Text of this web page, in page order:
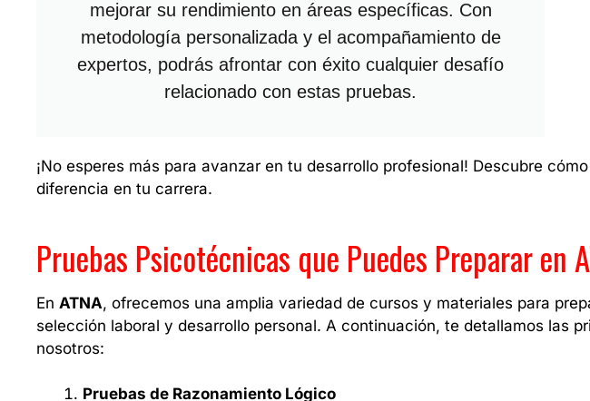
mejorar su rendimiento en áreas específicas. Con
metodología personalizada y el acompañamiento de
expertos, podrás afrontar con éxito cualquier desafío
relacionado con estas pruebas.
¡No esperes más para avanzar en tu desarrollo profesional! Descubre
diferencia en tu carrera.
Pruebas Psicotécnicas que Puedes Preparar en
En ATNA, ofrecemos una amplia variedad de cursos y materiales para
selección laboral y desarrollo personal. A continuación, te detallamos las
nosotros:
Pruebas de Razonamiento Lógico